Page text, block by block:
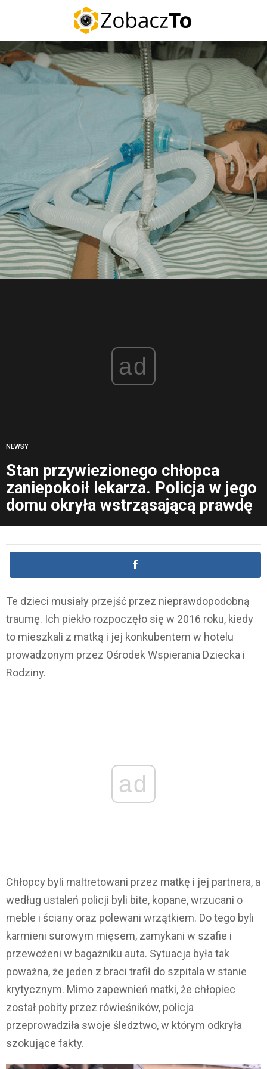
ad
NEWSY
Stan przywiezionego chłopca
zaniepokoił lekarza. Policja w jego
domu okryła wstrząsającą prawdę
Te dzieci musiały przejść przez nieprawdopodobną
traumę. Ich piekło rozpoczęło się w 2016 roku, kiedy
to mieszkali z matką i jej konkubentem w hotelu
prowadzonym przez Ośrodek Wspierania Dziecka i
Rodziny.
ad
Chłopcy byli maltretowani przez matkę i jej partnera, a
według ustaleń policji byli bite, kopane, wrzucani o
meble i ściany oraz polewani wrzątkiem. Do tego byli
karmieni surowym mięsem, zamykani w szafie i
przewożeni w bagażniku auta. Sytuacja była tak
poważna, że jeden z braci trafił do szpitala w stanie
krytycznym. Mimo zapewnień matki, że chłopiec
został pobity przez rówieśników, policja
przeprowadziła swoje śledztwo, w którym odkryła
szokujące fakty.